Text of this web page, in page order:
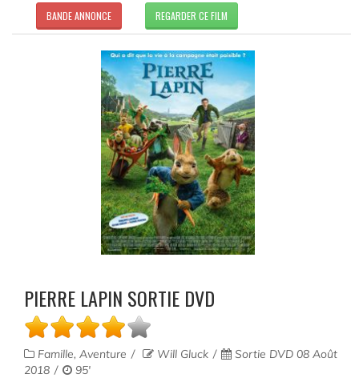
BANDE ANNONCE REGARDER CE FILM
PIERRE LAPIN SORTIE DVD
Famille, Aventure Will Gluck
Sortie DVD 08 Août
2018
95'